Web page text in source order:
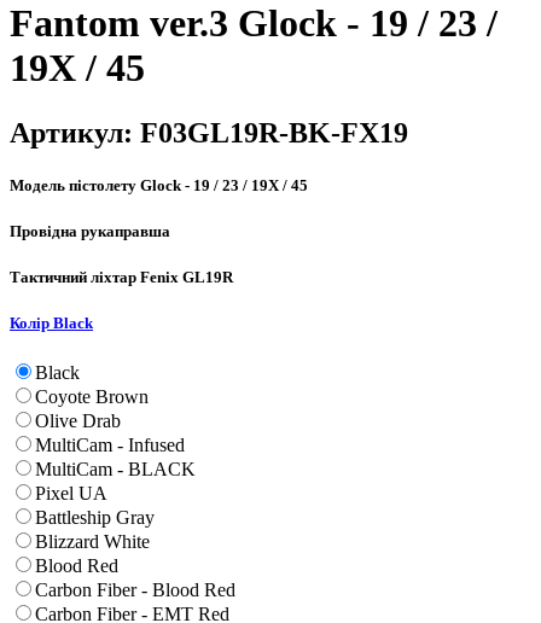
Fantom ver.3 Glock - 19 / 23 /
19X / 45
Артикул: F03GL19R-BK-FX19
Модель пістолету Glock - 19 / 23 / 19X / 45
Провідна рукаправша
Тактичний ліхтар Fenix GL19R
Колір Black
Black
Coyote Brown
Olive Drab
MultiCam - Infused
MultiCam - BLACK
Pixel UA
Battleship Gray
Blizzard White
Blood Red
Carbon Fiber - Blood Red
Carbon Fiber - EMT Red